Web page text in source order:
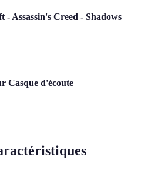
Assassin's Creed - Shadows
Casque d'écoute